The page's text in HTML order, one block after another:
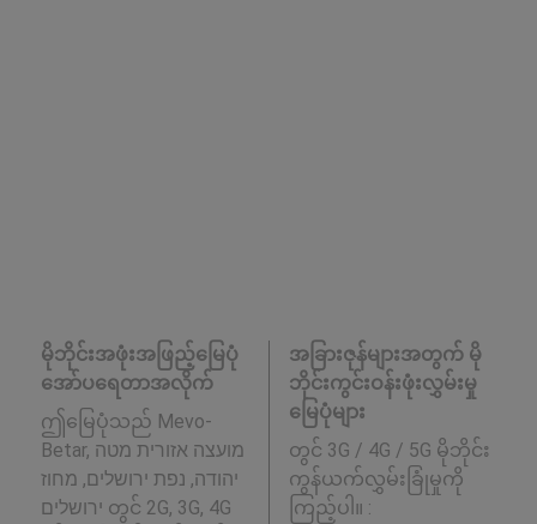
မိုဘိုင်းအဖုံးအဖြည့်မြေပုံ
အော်ပရေတာအလိုက်
ဤမြေပုံသည် Mevo-
Betar, מועצה אזורית מטה
יהודה, נפת ירושלים, מחוז
ירושלים တွင် 2G, 3G, 4G
အခြားဇုန်များအတွက် မို
ဘိုင်းကွင်းဝန်းဖုံးလွှမ်းမှု
မြေပုံများ
တွင် 3G / 4G / 5G မိုဘိုင်း
ကွန်ယက်လွှမ်းခြုံမှုကို
ကြည့်ပါ။ :